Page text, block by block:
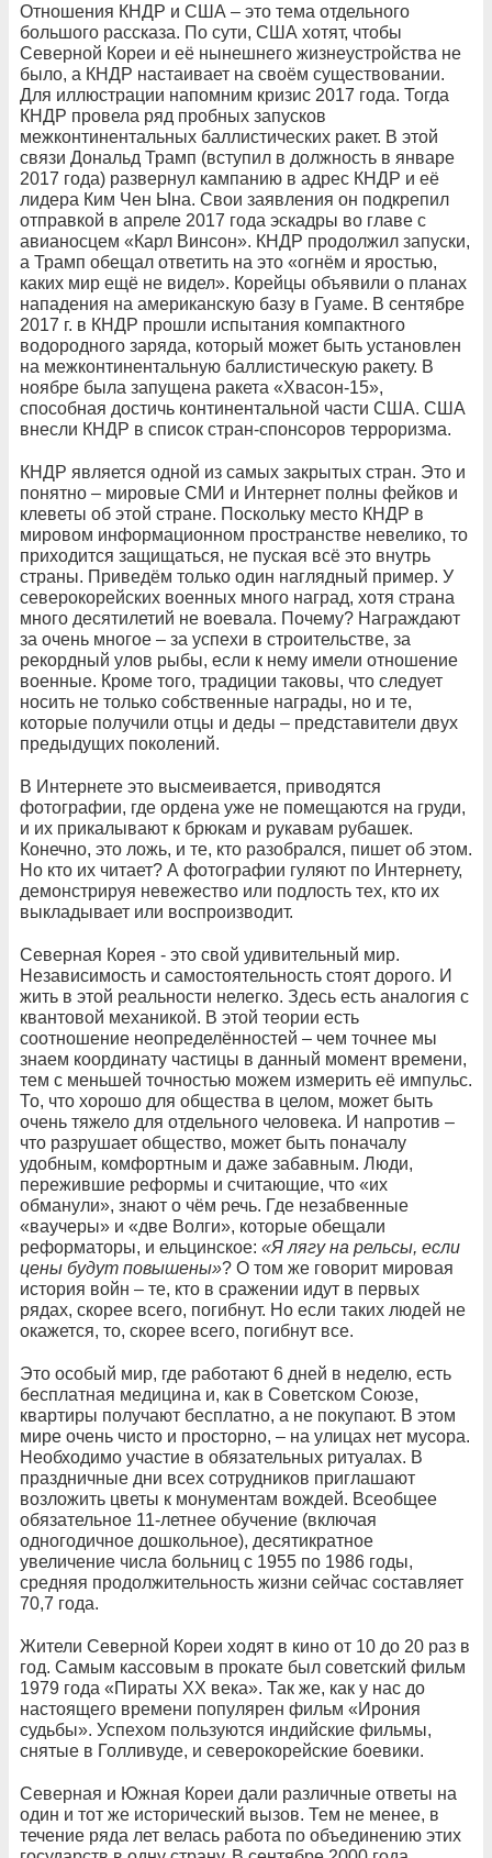
Отношения КНДР и США – это тема отдельного
большого рассказа. По сути, США хотят, чтобы
Северной Кореи и её нынешнего жизнеустройства не
было, а КНДР настаивает на своём существовании.
Для иллюстрации напомним кризис 2017 года. Тогда
КНДР провела ряд пробных запусков
межконтинентальных баллистических ракет. В этой
связи Дональд Трамп (вступил в должность в январе
2017 года) развернул кампанию в адрес КНДР и её
лидера Ким Чен Ына. Свои заявления он подкрепил
отправкой в апреле 2017 года эскадры во главе с
авианосцем «Карл Винсон». КНДР продолжил запуски,
а Трамп обещал ответить на это «огнём и яростью,
каких мир ещё не видел». Корейцы объявили о планах
нападения на американскую базу в Гуаме. В сентябре
2017 г. в КНДР прошли испытания компактного
водородного заряда, который может быть установлен
на межконтинентальную баллистическую ракету. В
ноябре была запущена ракета «Хвасон-15»,
способная достичь континентальной части США. США
внесли КНДР в список стран-спонсоров терроризма.
КНДР является одной из самых закрытых стран. Это и
понятно – мировые СМИ и Интернет полны фейков и
клеветы об этой стране. Поскольку место КНДР в
мировом информационном пространстве невелико, то
приходится защищаться, не пуская всё это внутрь
страны. Приведём только один наглядный пример. У
северокорейских военных много наград, хотя страна
много десятилетий не воевала. Почему? Награждают
за очень многое – за успехи в строительстве, за
рекордный улов рыбы, если к нему имели отношение
военные. Кроме того, традиции таковы, что следует
носить не только собственные награды, но и те,
которые получили отцы и деды – представители двух
предыдущих поколений.
В Интернете это высмеивается, приводятся
фотографии, где ордена уже не помещаются на груди,
и их прикалывают к брюкам и рукавам рубашек.
Конечно, это ложь, и те, кто разобрался, пишет об этом.
Но кто их читает? А фотографии гуляют по Интернету,
демонстрируя невежество или подлость тех, кто их
выкладывает или воспроизводит.
Северная Корея - это свой удивительный мир.
Независимость и самостоятельность стоят дорого. И
жить в этой реальности нелегко. Здесь есть аналогия с
квантовой механикой. В этой теории есть
соотношение неопределённостей – чем точнее мы
знаем координату частицы в данный момент времени,
тем с меньшей точностью можем измерить её импульс.
То, что хорошо для общества в целом, может быть
очень тяжело для отдельного человека. И напротив –
что разрушает общество, может быть поначалу
удобным, комфортным и даже забавным. Люди,
пережившие реформы и считающие, что «их
обманули», знают о чём речь. Где незабвенные
«ваучеры» и «две Волги», которые обещали
реформаторы, и ельцинское: «Я лягу на рельсы, если
цены будут повышены»? О том же говорит мировая
история войн – те, кто в сражении идут в первых
рядах, скорее всего, погибнут. Но если таких людей не
окажется, то, скорее всего, погибнут все.
Это особый мир, где работают 6 дней в неделю, есть
бесплатная медицина и, как в Советском Союзе,
квартиры получают бесплатно, а не покупают. В этом
мире очень чисто и просторно, – на улицах нет мусора.
Необходимо участие в обязательных ритуалах. В
праздничные дни всех сотрудников приглашают
возложить цветы к монументам вождей. Всеобщее
обязательное 11-летнее обучение (включая
одногодичное дошкольное), десятикратное
увеличение числа больниц с 1955 по 1986 годы,
средняя продолжительность жизни сейчас составляет
70,7 года.
Жители Северной Кореи ходят в кино от 10 до 20 раз в
год. Самым кассовым в прокате был советский фильм
1979 года «Пираты XX века». Так же, как у нас до
настоящего времени популярен фильм «Ирония
судьбы». Успехом пользуются индийские фильмы,
снятые в Голливуде, и северокорейские боевики.
Северная и Южная Кореи дали различные ответы на
один и тот же исторический вызов. Тем не менее, в
течение ряда лет велась работа по объединению этих